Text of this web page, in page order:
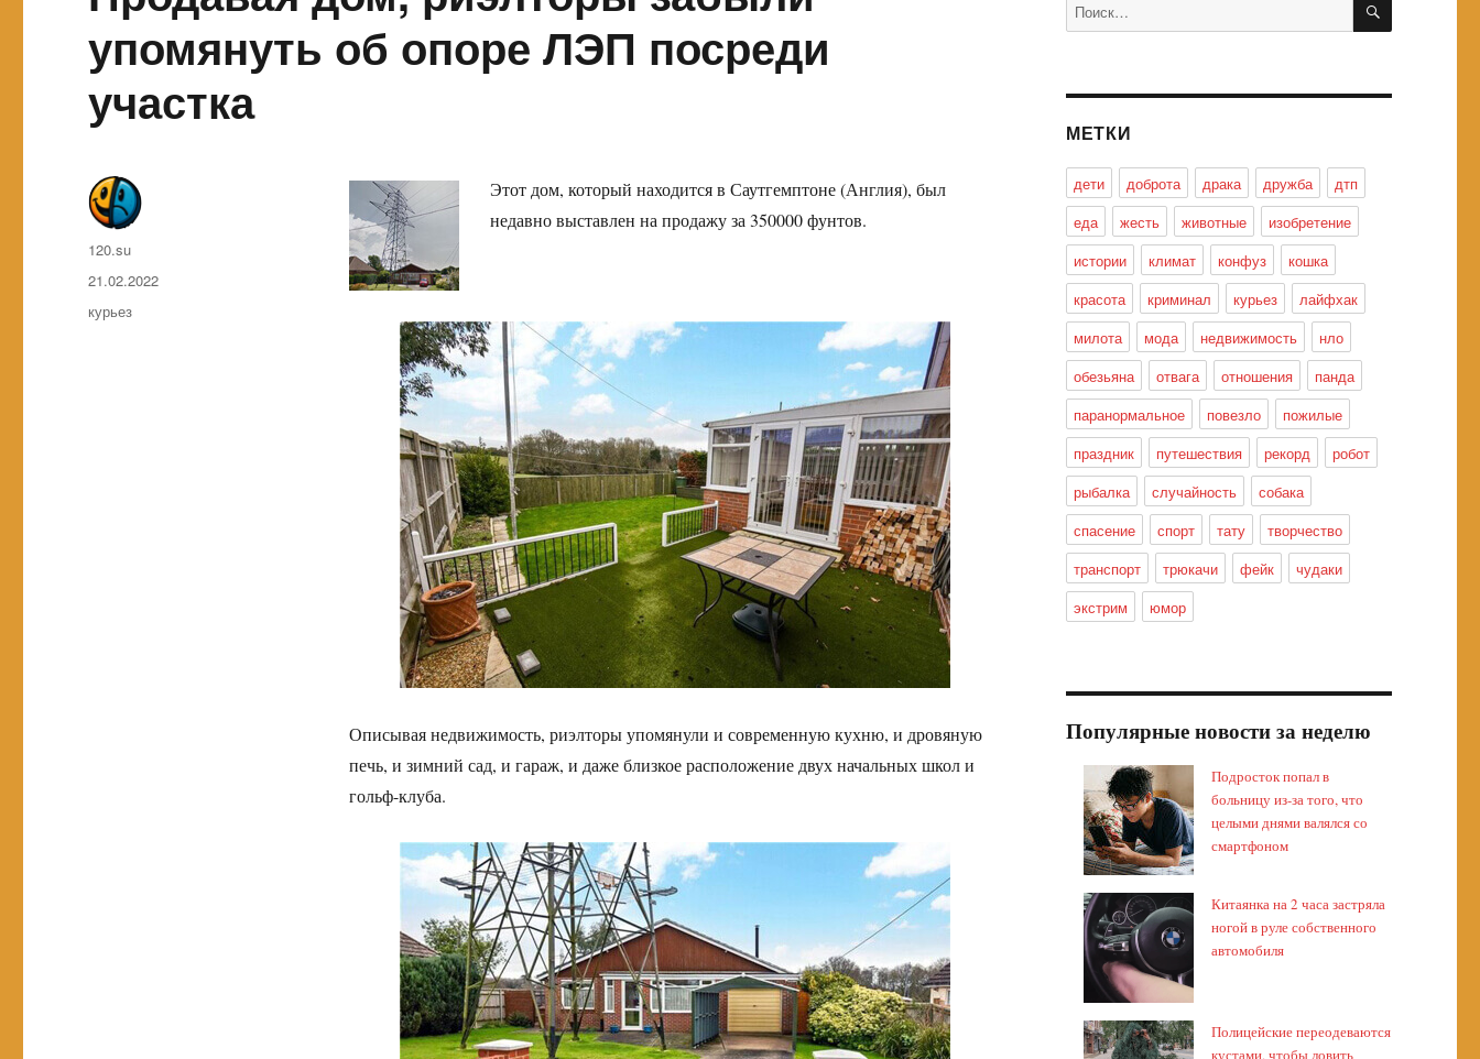
упомянуть об опоре ЛЭП посреди
участка
Этот дом, который находится в Саутгемптоне (Англия), был
недавно выставлен на продажу за 350000 фунтов.
Описывая недвижимость, риэлторы упомянули и современную кухню, и дровяную
печь, и зимний сад, и гараж, и даже близкое расположение двух начальных школ и
гольф-клуба.
Автор
120.su
Опубликовано
21.02.2022
Метки
курьез
МЕТКИ
дети доброта драка дружба
дтп
еда
жесть животные
изобретение
истории
климат конфуз
кошка
красота
криминал курьез
лайфхак
милота
мода недвижимость
нло
обезьяна
отвага отношения
панда
паранормальное
повезло
пожилые
праздник
путешествия рекорд
робот
рыбалка
случайность
собака
спасение
спорт тату
творчество
транспорт
трюкачи фейк
чудаки
экстрим
юмор
Популярные новости за неделю
Подросток попал в
больницу из-за того, что
целыми днями валялся со
смартфоном
Китаянка на 2 часа застряла
ногой в руле собственного
автомобиля
Полицейские переодеваются
кустами, чтобы ловить